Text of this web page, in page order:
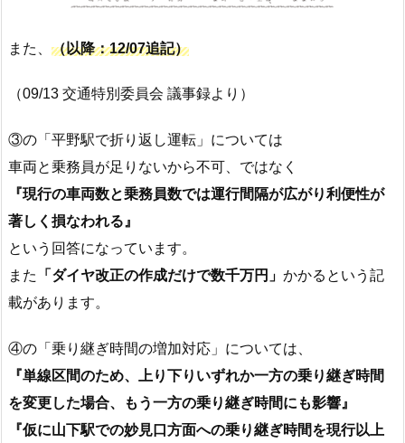
また、 （以降：12/07追記）
（09/13 交通特別委員会 議事録より）
③の「平野駅で折り返し運転」については
車両と乗務員が足りないから不可、ではなく
『現行の車両数と乗務員数では運行間隔が広がり利便性が
著しく損なわれる』
という回答になっています。
また
「ダイヤ改正の作成だけで数千万円」 かかるという記
載があります。
④の「乗り継ぎ時間の増加対応」については、
『単線区間のため、上り下りいずれか一方の乗り継ぎ時間
を変更した場合、もう一方の乗り継ぎ時間にも影響』
『仮に山下駅での妙見口方面への乗り継ぎ時間を現行以上